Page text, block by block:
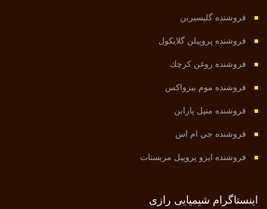
فروشنده گليسيرين
فروشنده پروپيلن گلايكول
فروشنده روغن كرچك
فروشنده موم بيزواكس
فروشنده متیل پارابن
فروشنده جي ام اس
فروشنده ايزو پروپيل مريستات
اینستاگرام شیمیایی رازی